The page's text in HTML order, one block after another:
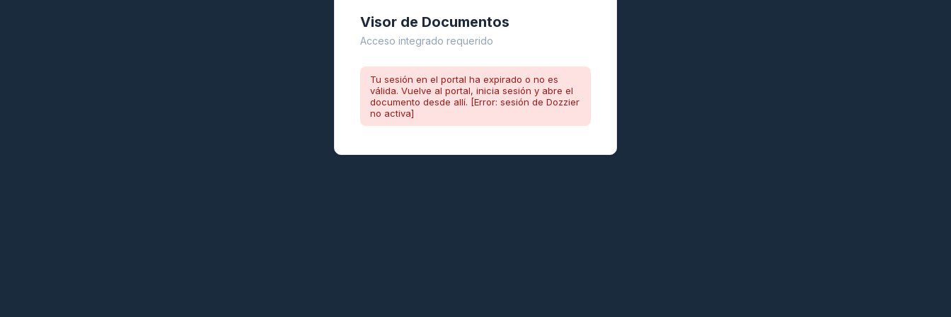
Visor de Documentos
Acceso integrado requerido
Tu sesión en el portal ha expirado o no es
válida. Vuelve al portal, inicia sesión y abre el
documento desde allí. [Error: sesión de Dozzier
no activa]